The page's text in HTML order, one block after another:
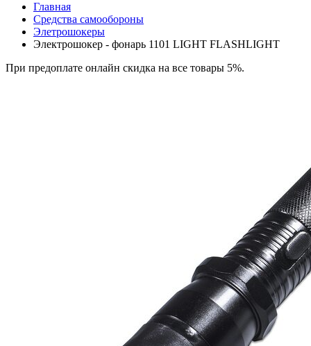
Главная
Средства самообороны
Элетрошокеры
Электрошокер - фонарь 1101 LIGHT FLASHLIGHT
При предоплате онлайн скидка на все товары 5%.